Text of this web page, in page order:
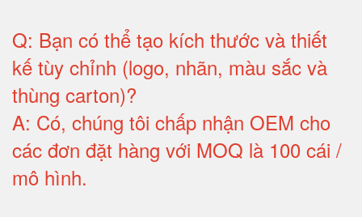
Q: Bạn có thể tạo kích thước và thiết
kế tùy chỉnh (logo, nhãn, màu sắc và
thùng carton)?
A: Có, chúng tôi chấp nhận OEM cho
các đơn đặt hàng với MOQ là 100 cái /
mô hình.